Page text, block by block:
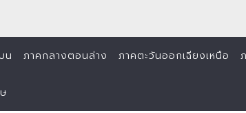
น ภาคกลางตอนล่าง ภาคตะวันออกเฉียงเหนือ